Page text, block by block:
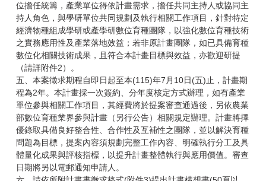
位擔任統籌，產業單位得依計畫需求，擔任共同主持人或協同主
持人角色，與學研單位共同規劃及執行相關工作項目，針對特定
經濟物種組成學研或產學研數位育種團隊，以強化數位育種技術
之實務應用性及產業落地效益；若非原計畫團隊，如已具備育種
數位化相關技術成果，且符合本計畫目標與效益，亦歡迎研提
（請詳附件2）。
五、本案徵求期程自即日起至本(115)年7月10日(五)止，計畫期
程為2年。本計畫採一次簽約、分年度核定方式辦理，如有產業
單位參與相關工作項目，其經費將於提案審查通過後，另依農業
部數位育種業界參與計畫（另行公告）相關規定辦理。計畫將擇
優錄取具備良好整合性、合作性及互補性之團隊，並以解決育種
問題為目標，提案內容須規劃完整工作內容、明確執行分工及具
體量化成果與評核指標，以提升計畫整體執行與應用價值。審查
日期將另以電郵通知申請人。